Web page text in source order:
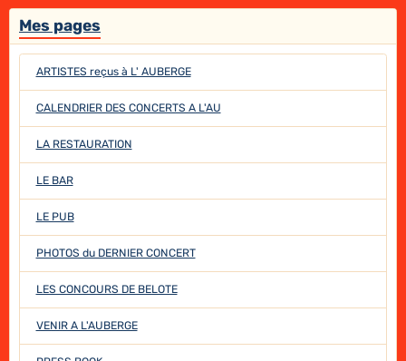
Mes pages
ARTISTES reçus à L' AUBERGE
CALENDRIER DES CONCERTS A L'AU
LA RESTAURATION
LE BAR
LE PUB
PHOTOS du DERNIER CONCERT
LES CONCOURS DE BELOTE
VENIR A L'AUBERGE